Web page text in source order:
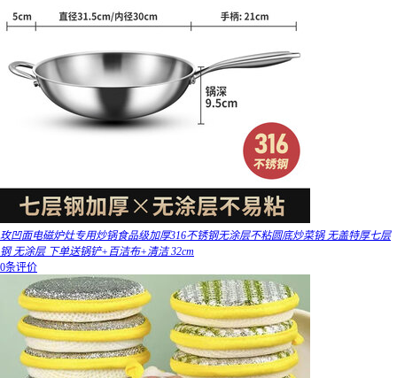
玫凹面电磁炉灶专用炒锅食品级加厚316不锈钢无涂层不粘圆底炒菜锅 无盖特厚七层
钢 无涂层 下单送锅铲+百洁布+清洁 32cm
0条评价